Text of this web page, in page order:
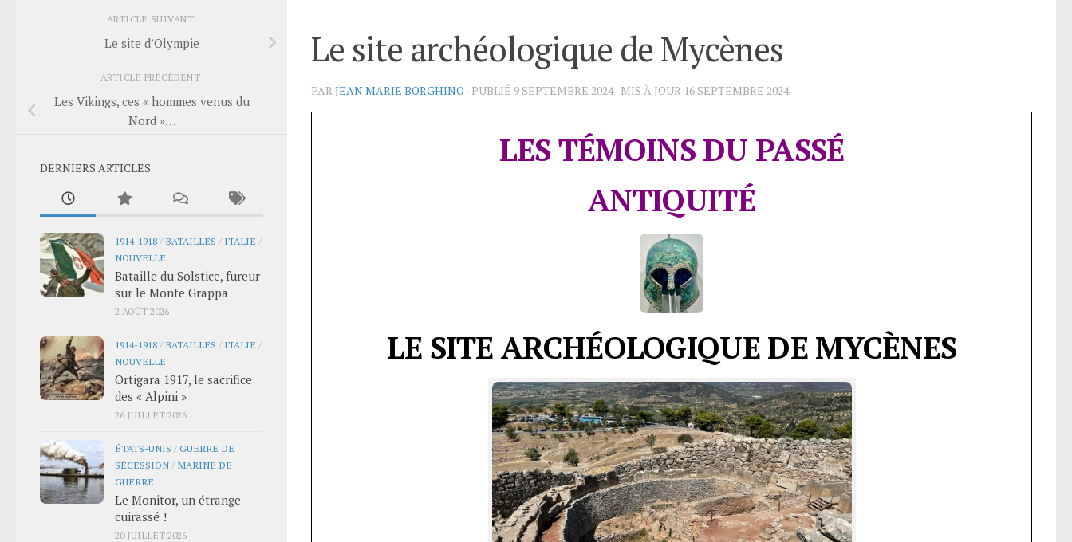
Le site archéologique de Mycènes
PAR JEAN MARIE BORGHINO · PUBLIÉ 9 SEPTEMBRE 2024· MIS À JOUR 16 SEPTEMBRE 2024
LES TÉMOINS DU PASSÉ
ANTIQUITÉ
LE SITE ARCHÉOLOGIQUE DE MYCÈNES
ARTICLE SUIVANT
Le site d’Olympie
ARTICLE PRÉCÉDENT
Les Vikings, ces « hommes venus du
Nord »…
DERNIERS ARTICLES
1914-1918 / BATAILLES / ITALIE /
NOUVELLE
Bataille du Solstice, fureur
sur le Monte Grappa
2 AOÛT 2026
1914-1918 / BATAILLES / ITALIE /
NOUVELLE
Ortigara 1917, le sacrifice
des « Alpini »
26 JUILLET 2026
ÉTATS-UNIS /GUERRE DE
SÉCESSION / MARINE DE
GUERRE
Le Monitor, un étrange
cuirassé !
20 JUILLET 2026